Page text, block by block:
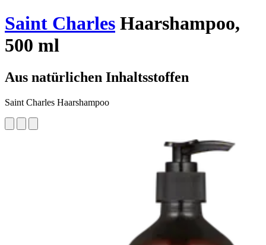
Saint Charles Haarshampoo,
500 ml
Aus natürlichen Inhaltsstoffen
Saint Charles Haarshampoo